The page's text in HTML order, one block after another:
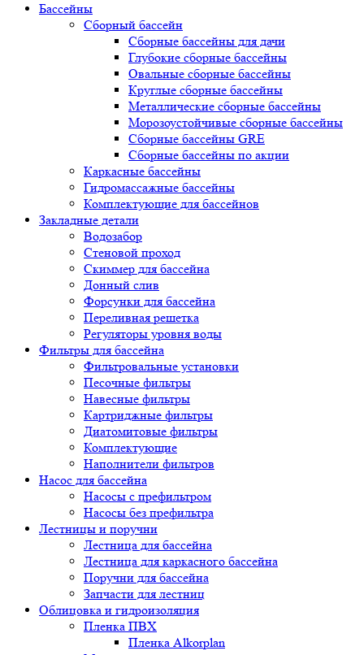
Бассейны
Сборный бассейн
Сборные бассейны для дачи
Глубокие сборные бассейны
Овальные сборные бассейны
Круглые сборные бассейны
Металлические сборные бассейны
Морозоустойчивые сборные бассейны
Сборные бассейны GRE
Сборные бассейны по акции
Каркасные бассейны
Гидромассажные бассейны
Комплектующие для бассейнов
Закладные детали
Водозабор
Стеновой проход
Скиммер для бассейна
Донный слив
Форсунки для бассейна
Переливная решетка
Регуляторы уровня воды
Фильтры для бассейна
Фильтровальные установки
Песочные фильтры
Навесные фильтры
Картриджные фильтры
Диатомитовые фильтры
Комплектующие
Наполнители фильтров
Насос для бассейна
Насосы с префильтром
Насосы без префильтра
Лестницы и поручни
Лестница для бассейна
Лестница для каркасного бассейна
Поручни для бассейна
Запчасти для лестниц
Облицовка и гидроизоляция
Пленка ПВХ
Пленка Alkorplan